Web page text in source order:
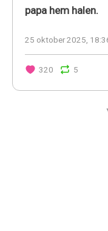
papa hem halen.
25 oktober 2025,
320 5